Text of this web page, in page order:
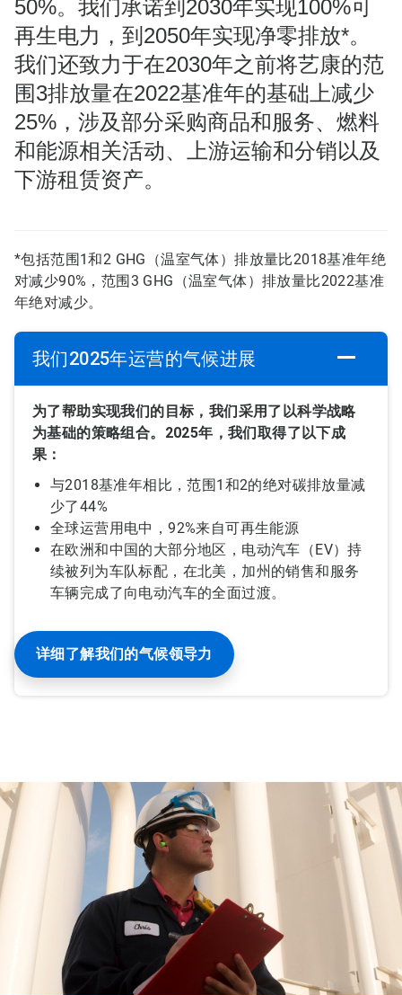
50%。我们承诺到2030年实现100%可
再生电力，到2050年实现净零排放*。
我们还致力于在2030年之前将艺康的范
围3排放量在2022基准年的基础上减少
25%，涉及部分采购商品和服务、燃料
和能源相关活动、上游运输和分销以及
下游租赁资产。
*包括范围1和2 GHG（温室气体）排放量比2018基准年绝
对减少90%，范围3 GHG（温室气体）排放量比2022基准
年绝对减少。
我们2025年运营的气候进展
为了帮助实现我们的目标，我们采用了以科学战略
为基础的策略组合。2025年，我们取得了以下成
果：
与2018基准年相比，范围1和2的绝对碳排放量减
少了44%
全球运营用电中，92%来自可再生能源
在欧洲和中国的大部分地区，电动汽车（EV）持
续被列为车队标配，在北美，加州的销售和服务
车辆完成了向电动汽车的全面过渡。
详细了解我们的气候领导力